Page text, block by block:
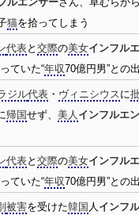
猫を拾ってしまう
代表と 交際の美女インフル
ていた“年収70億円男”との
ジル代表 ・ ヴィニシウスに
帰国せず、 美人 インフルエ
代表と 交際の美女インフル
ていた“年収70億円男”との
被害を受けた韓国 人 インフ